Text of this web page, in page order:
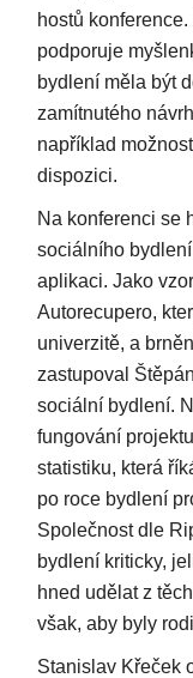
hostů
podporuje
bydlení měla být
zamítnutého
například
dispozici.
Na konferenci se
sociálního
aplikaci. Jako
Autorecupero,
univerzitě, a
zastupoval
sociální bydlení.
fungování
statistiku, která
po roce bydlení
Společnost dle
bydlení kriticky,
hned udělat z
však, aby byly
Stanislav Křeček